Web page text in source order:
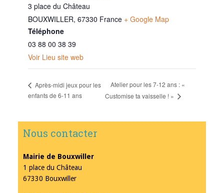
3 place du Château
BOUXWILLER, 67330 France + Google Map
Téléphone
03 88 00 38 39
Voir Lieu site web
Après-midi jeux pour les
enfants de 6-11 ans
Atelier pour les 7-12 ans : «
Customise ta vaisselle ! »
Nous contacter
Mairie de Bouxwiller
1 place du Château
67330 Bouxwiller